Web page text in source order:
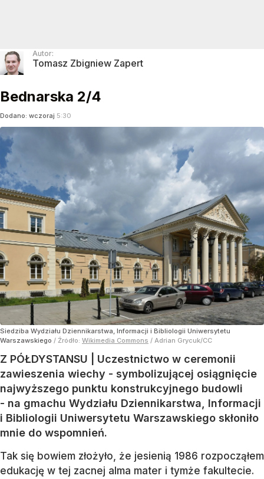
Autor:
Tomasz Zbigniew Zapert
Bednarska 2/4
Dodano: wczoraj 5:30
Siedziba Wydziału Dziennikarstwa, Informacji i Bibliologii Uniwersytetu
Warszawskiego / Źródło: Wikimedia Commons / Adrian Grycuk/CC
Z PÓŁDYSTANSU | Uczestnictwo w ceremonii
zawieszenia wiechy - symbolizującej osiągnięcie
najwyższego punktu konstrukcyjnego budowli
- na gmachu Wydziału Dziennikarstwa, Informacji
i Bibliologii Uniwersytetu Warszawskiego skłoniło
mnie do wspomnień.
Tak się bowiem złożyło, że jesienią 1986 rozpocząłem
edukację w tej zacnej alma mater i tymże fakultecie.